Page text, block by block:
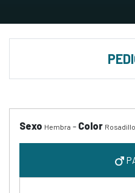
Sexo Hembra - Color Rosadillo